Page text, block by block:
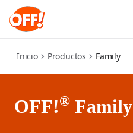
family
Inicio Productos Family
OFF!® Family